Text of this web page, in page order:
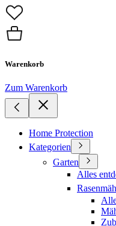
Warenkorb
Zum Warenkorb
Home Protection
Kategorien
Garten
Alles